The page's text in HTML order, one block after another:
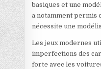
basiques et une
a notamment permis
nécessite une
Les jeux modernes
imperfections des
forte avec les